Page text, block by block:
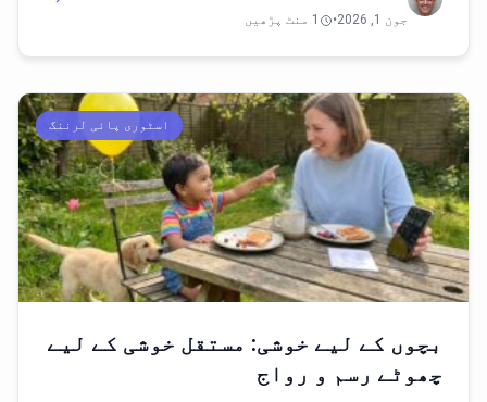
جون 1, 2026 • 1 منٹ پڑھیں
اسٹوری پائی لرننگ
بچوں کے لیے خوشی: مستقل خوشی کے لیے
چھوٹے رسم و رواج